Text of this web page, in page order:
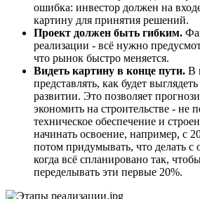
ошибка: инвестор должен на
картину для принятия решений.
Проект должен быть гибким.
реализации - всё нужно
что рынок быстро меняется.
Видеть картину в конце пути. В
представлять, как будет
развитии. Это позволяет
экономить на строительстве - не
техническое обеспечение и
начинать освоение, например, с
потом придумывать, что делать
когда всё спланировано так,
переделывать эти первые 20%.